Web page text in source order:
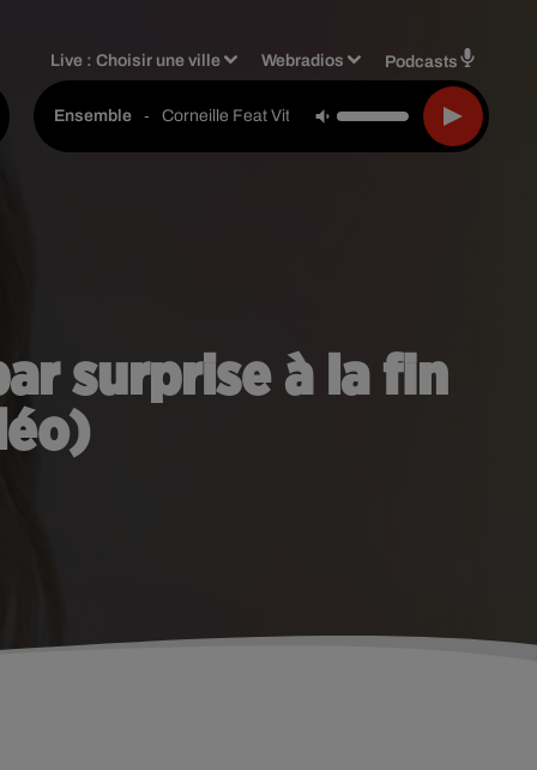
Live :Choisir une ville Webradios Podcasts
Ensemble - Corneille Feat Vitaa
surprise à la fin